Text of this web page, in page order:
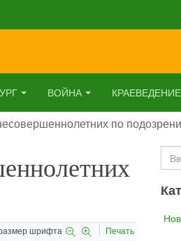
ВОЙНА КРАЕВЕДЕНИЕ
по
шрифта Печать